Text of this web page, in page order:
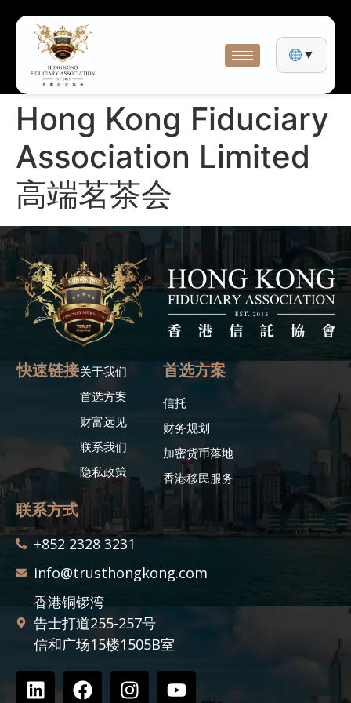
▼
Hong Kong Fiduciary
Association Limited
高端茗茶会
快速链接关于我们
首选方案
财富远见
联系我们
隐私政策
首选方案
信托
财务规划
加密货币落地
香港移民服务
联系方式
+852 2328 3231
info@trusthongkong.com
香港铜锣湾
告士打道255-257号
信和广场15楼1505B室